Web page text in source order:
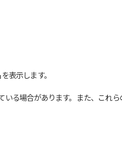
表示します。
場合があります。また、これ